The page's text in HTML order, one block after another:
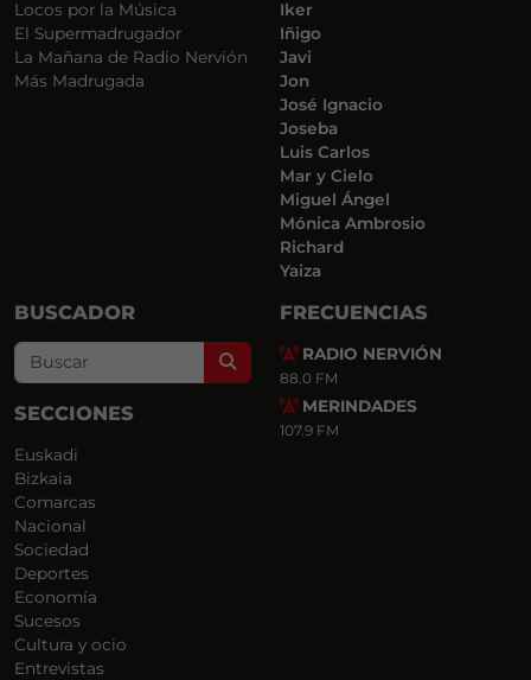
Locos por la Música
El Supermadrugador
La Mañana de Radio Nervión
Más Madrugada
Iker
Iñigo
Javi
Jon
José Ignacio
Joseba
Luis Carlos
Mar y Cielo
Miguel Ángel
Mónica Ambrosio
Richard
Yaiza
BUSCADOR
Search
SECCIONES
Euskadi
Bizkaia
Comarcas
Nacional
Sociedad
Deportes
Economía
Sucesos
Cultura y ocio
Entrevistas
FRECUENCIAS
RADIO NERVIÓN
88.0 FM
MERINDADES
107.9 FM